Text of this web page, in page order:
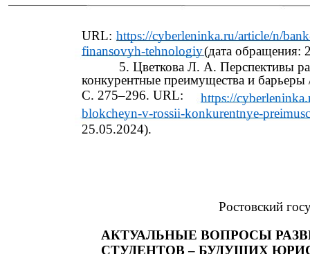
URL: https://cyberleninka.ru/article/n/
finansovyh-tehnologiy(дата обращения:
5. Цветкова Л. А. Перспективы
конкурентные преимущества и
С. 275–296. URL:
https://
blokcheyn-v-rossii-konkurentnye-
25.05.2024).
Ростовский
АКТУАЛЬНЫЕ ВОПРОСЫ
СТУДЕНТОВ – БУДУЩИХ